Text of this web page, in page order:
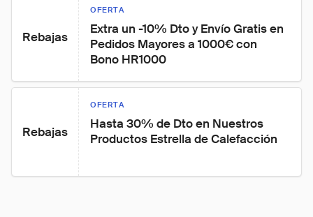
Rebajas
OFERTA
Extra un -10% Dto y Envío Gratis en
Pedidos Mayores a 1000€ con
Bono HR1000
Rebajas
OFERTA
Hasta 30% de Dto en Nuestros
Productos Estrella de Calefacción